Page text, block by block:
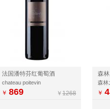
法国潘特芬红葡萄酒
chateau poitevin
￥ 869 ￥ 1268
森
森林
￥